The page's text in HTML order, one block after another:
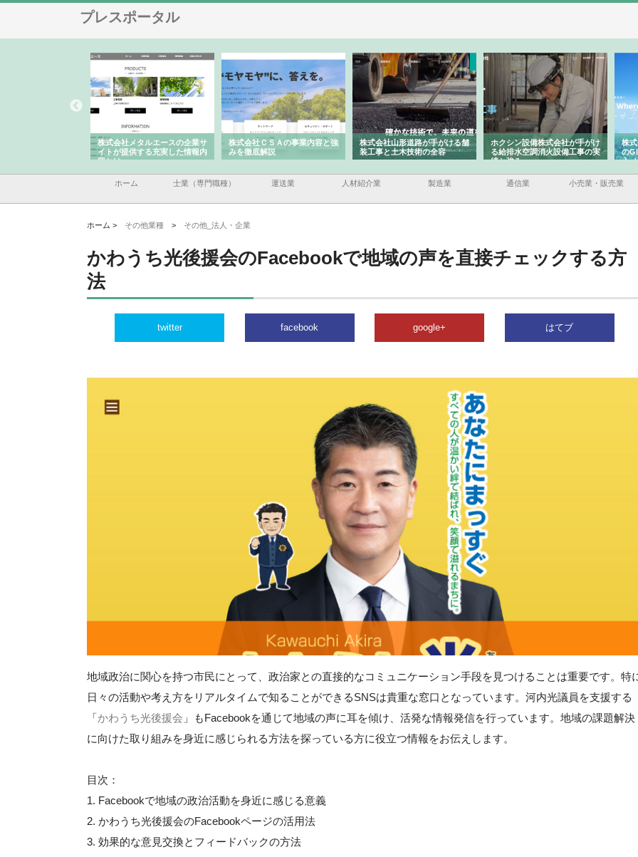
プレスポータル
株式会社ＣＳＡの事業内容と強
みを徹底解説
株式会社山形道路が手がける舗
装工事と土木技術の全容
ホクシン設備株式会社が手がけ
る給排水空調消火設備工事の実
績と強み
株式会社東京シー・エム・シー
のGISインフラ管理システム導
入メリット
株
か
由
ホーム 士業（専門職種） 運送業 人材紹介業 製造業 通信業 小売業・販売業
ホーム > その他業種 > その他_法人・企業
かわうち光後援会のFacebookで地域の声を直接チェックする方
法
twitter facebook google+ はてブ
地域政治に関心を持つ市民にとって、政治家との直接的なコミュニケーション手段を見つけることは重要です。特
日々の活動や考え方をリアルタイムで知ることができるSNSは貴重な窓口となっています。河内光議員を支援する
「かわうち光後援会 」もFacebookを通じて地域の声に耳を傾け、活発な情報発信を行っています。地域の課題解決
に向けた取り組みを身近に感じられる方法を探っている方に役立つ情報をお伝えします。
目次：
1. Facebookで地域の政治活動を身近に感じる意義
2. かわうち光後援会のFacebookページの活用法
3. 効果的な意見交換とフィードバックの方法